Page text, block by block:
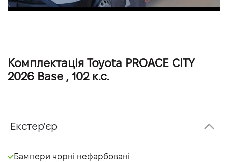
Комплектація Toyota PROACE CITY
2026 Base , 102 к.с.
Екстер'єр
Бампери чорні нефарбовані